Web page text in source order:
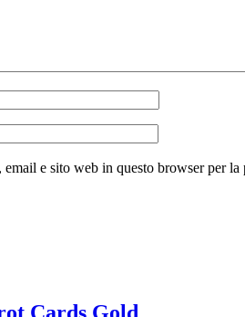
e sito web in questo browser per la